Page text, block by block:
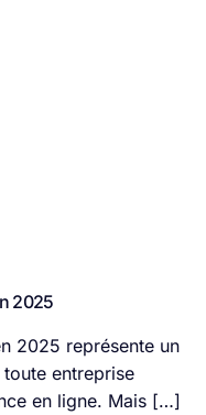
2025
2025 représente un
entreprise
en ligne. Mais […]